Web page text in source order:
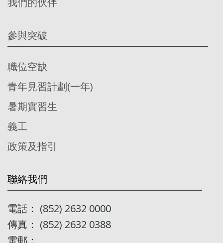
參與突破
職位空缺
青年見習計劃(一年)
暑期實習生
義工
政策及指引
聯絡我們
電話： (852) 2632 0000
傳真： (852) 2632 0388
電郵：